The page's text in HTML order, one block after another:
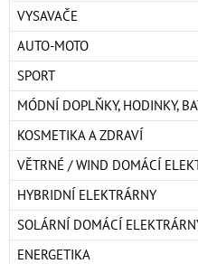
VYSAVAČE
AUTO-MOTO
SPORT
MÓDNÍ DOPLŇKY, HODINKY,
KOSMETIKA A ZDRAVÍ
VĚTRNÉ / WIND DOMÁCÍ
HYBRIDNÍ ELEKTRÁRNY
SOLÁRNÍ DOMÁCÍ
ENERGETIKA